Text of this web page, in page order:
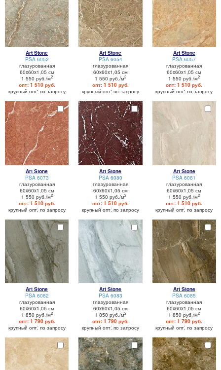
Art Stone
PSA 6052
глазурованная
60x60x1,05 см
1 550 руб./м2
опт: 1 510 руб.
крупный опт: по запросу
Art Stone
PSA 6054
глазурованная
60x60x1,05 см
1 550 руб./м2
опт: 1 510 руб.
крупный опт: по запросу
Art Stone
PSA 6057
глазурованная
60x60x1,05 см
1 550 руб./м2
опт: 1 510 руб.
крупный опт: по запросу
Art Stone
PSA 6073
глазурованная
60x60x1,05 см
1 550 руб./м2
опт: 1 510 руб.
крупный опт: по запросу
Art Stone
PSA 6080
глазурованная
60x60x1,05 см
1 550 руб./м2
опт: 1 510 руб.
крупный опт: по запросу
Art Stone
PSA 6081
глазурованная
60x60x1,05 см
1 550 руб./м2
опт: 1 510 руб.
крупный опт: по запросу
Art Stone
PSA 6082
глазурованная
60x60x1,05 см
1 850 руб./м2
опт: 1 790 руб.
крупный опт: по запросу
Art Stone
PSA 6083
глазурованная
60x60x1,05 см
1 850 руб./м2
опт: 1 790 руб.
крупный опт: по запросу
Art Stone
PSA 6085
глазурованная
60x60x1,05 см
1 850 руб./м2
опт: 1 790 руб.
крупный опт: по запросу